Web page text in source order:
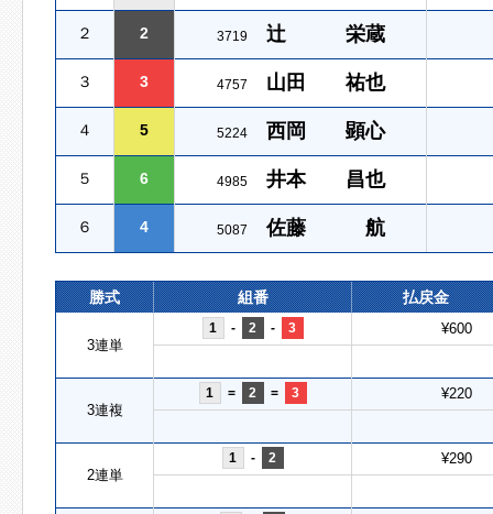
２ 2 3719 辻 栄蔵
３ 3 4757 山田 祐也
４ 5 5224 西岡 顕心
５ 6 4985 井本 昌也
６ 4 5087 佐藤 航
勝式 組番 払戻金
3連単
1 - 2 - 3 ¥600
3連複
1 = 2 = 3 ¥220
2連単
1 - 2 ¥290